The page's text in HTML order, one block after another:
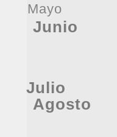
Mayo
Junio
Julio
Agosto